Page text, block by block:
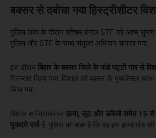
बक्सर से दबोचा गया हिस्ट्रीशीटर
पुलिस जांच के दौरान पश्चिम बंगाल STF को अहम सुराग
पुलिस और STF के साथ संयुक्त अभियान चलाया गया.
इस दौरान बिहार के बक्सर जिले के पांडे पट्टी गांव से
गिरफ्तार किया गया. विशाल को बक्सर के मुफस्सिल थाना
लिया गया.
विशाल श्रीवास्तव पर हत्या, लूट और डकैती समेत 15 से
मुकदमे दर्ज हैं. पुलिस को शक है कि वह इस हत्याकांड की